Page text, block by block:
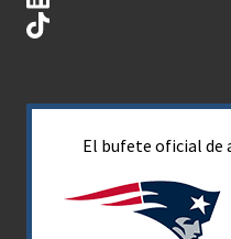
El bufete oficial de